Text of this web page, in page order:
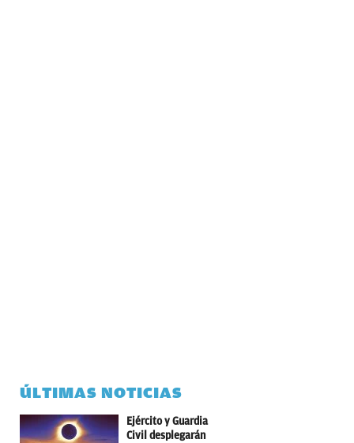
ÚLTIMAS NOTICIAS
Ejército y Guardia
Civil desplegarán